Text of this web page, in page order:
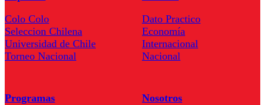
Colo Colo
Seleccion Chilena
Universidad de Chile
Torneo Nacional
Dato Practico
Economía
Internacional
Nacional
Programas
Nosotros